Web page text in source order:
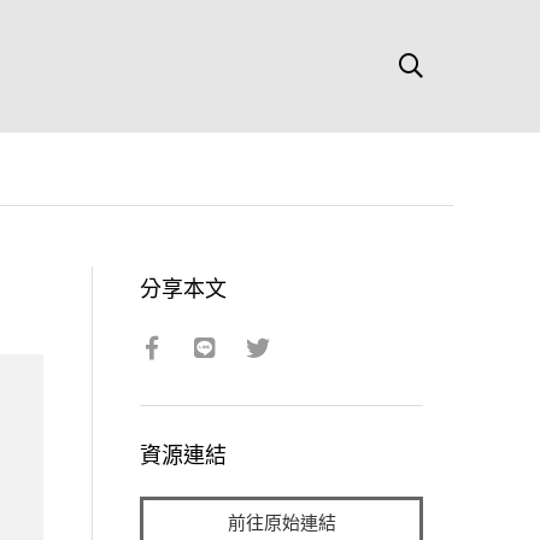
分享本文
資源連結
前往原始連結